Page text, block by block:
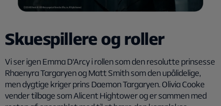
Skuespillere og roller
Vi ser igen Emma D'Arcy i rollen som den resolutte prinsesse
Rhaenyra Targaryen og Matt Smith som den upålidelige,
men dygtige kriger prins Daemon Targaryen. Olivia Cooke
vender tilbage som Alicent Hightower og er sammen med